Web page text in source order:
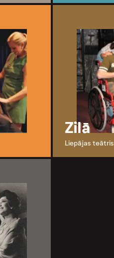
Zilā
Liepājas teātris